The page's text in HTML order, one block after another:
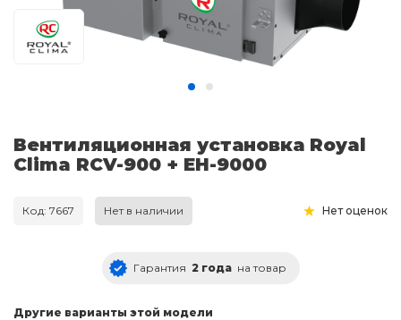
Вентиляционная установка Royal
Clima RCV-900 + EH-9000
Код: 7667 Нет в наличии Нет оценок
Гарантия 2 года на товар
Другие варианты этой модели